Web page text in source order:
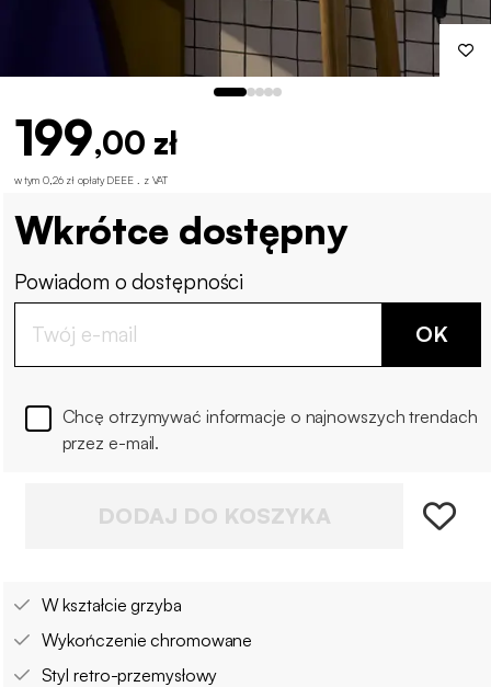
199,00 zł
w tym 0,26 zł opłaty DEEE . z VAT
Wkrótce dostępny
Powiadom o dostępności
OK
Chcę otrzymywać informacje o najnowszych trendach
przez e-mail.
DODAJ DO KOSZYKA
W kształcie grzyba
Wykończenie chromowane
Styl retro-przemysłowy